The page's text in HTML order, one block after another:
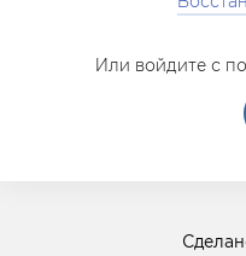
Или войдите с